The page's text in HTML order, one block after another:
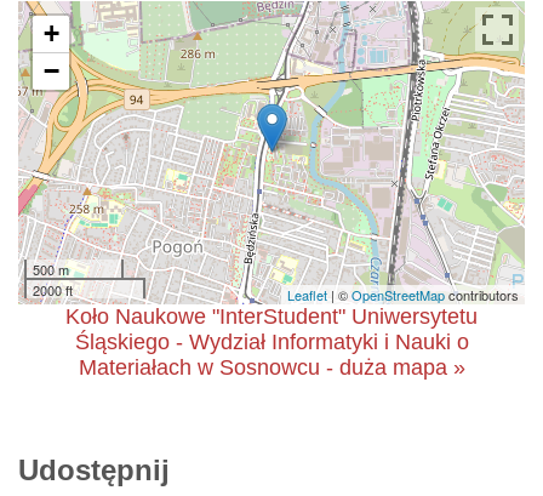
+
−
500 m
2000 ft
Leaflet | ©OpenStreetMapcontributors
Koło Naukowe "InterStudent" Uniwersytetu
Śląskiego - Wydział Informatyki i Nauki o
Materiałach w Sosnowcu - duża mapa »
Udostępnij